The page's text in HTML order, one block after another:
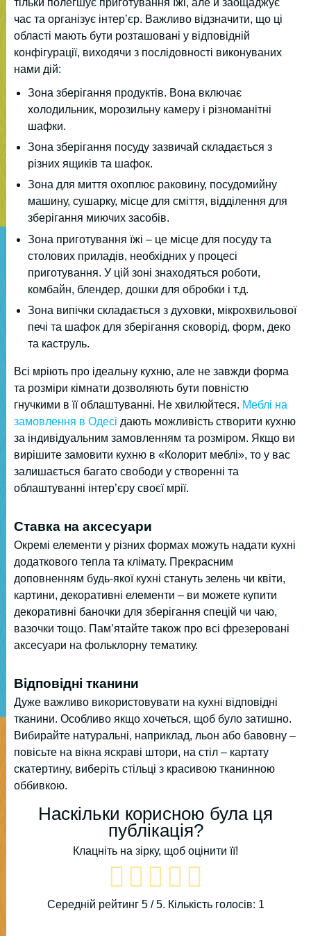
тільки полегшує приготування їжі, але й заощаджує
час та організує інтер’єр. Важливо відзначити, що ці
області мають бути розташовані у відповідній
конфігурації, виходячи з послідовності виконуваних
нами дій:
Зона зберігання продуктів. Вона включає
холодильник, морозильну камеру і різноманітні
шафки.
Зона зберігання посуду зазвичай складається з
різних ящиків та шафок.
Зона для миття охоплює раковину, посудомийну
машину, сушарку, місце для сміття, відділення для
зберігання миючих засобів.
Зона приготування їжі – це місце для посуду та
столових приладів, необхідних у процесі
приготування. У цій зоні знаходяться роботи,
комбайн, блендер, дошки для обробки і т.д.
Зона випічки складається з духовки, мікрохвильової
печі та шафок для зберігання сковорід, форм, деко
та каструль.
Всі мріють про ідеальну кухню, але не завжди форма
та розміри кімнати дозволяють бути повністю
гнучкими в її облаштуванні. Не хвилюйтеся. Меблі на
замовлення в Одесі дають можливість створити кухню
за індивідуальним замовленням та розміром. Якщо ви
вирішите замовити кухню в «Колорит меблі», то у вас
залишається багато свободи у створенні та
облаштуванні інтер’єру своєї мрії.
Ставка на аксесуари
Окремі елементи у різних формах можуть надати кухні
додаткового тепла та клімату. Прекрасним
доповненням будь-якої кухні стануть зелень чи квіти,
картини, декоративні елементи – ви можете купити
декоративні баночки для зберігання спецій чи чаю,
вазочки тощо. Пам’ятайте також про всі фрезеровані
аксесуари на фольклорну тематику.
Відповідні тканини
Дуже важливо використовувати на кухні відповідні
тканини. Особливо якщо хочеться, щоб було затишно.
Вибирайте натуральні, наприклад, льон або бавовну –
повісьте на вікна яскраві штори, на стіл – картату
скатертину, виберіть стільці з красивою тканинною
оббивкою.
Наскільки корисною була ця
публікація?
Клацніть на зірку, щоб оцінити її!
Середній рейтинг 5/ 5. Кількість голосів: 1